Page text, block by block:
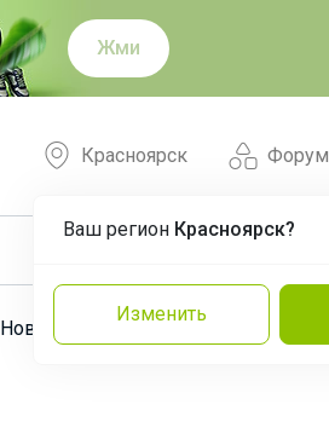
Жми
Форум
Красноярск
Ваш регион Красноярск?
Изменить
Новости Команда